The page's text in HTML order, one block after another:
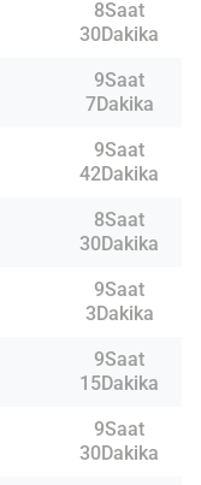
8Saat
30Dakika
9Saat
7Dakika
9Saat
42Dakika
8Saat
30Dakika
9Saat
3Dakika
9Saat
15Dakika
9Saat
30Dakika